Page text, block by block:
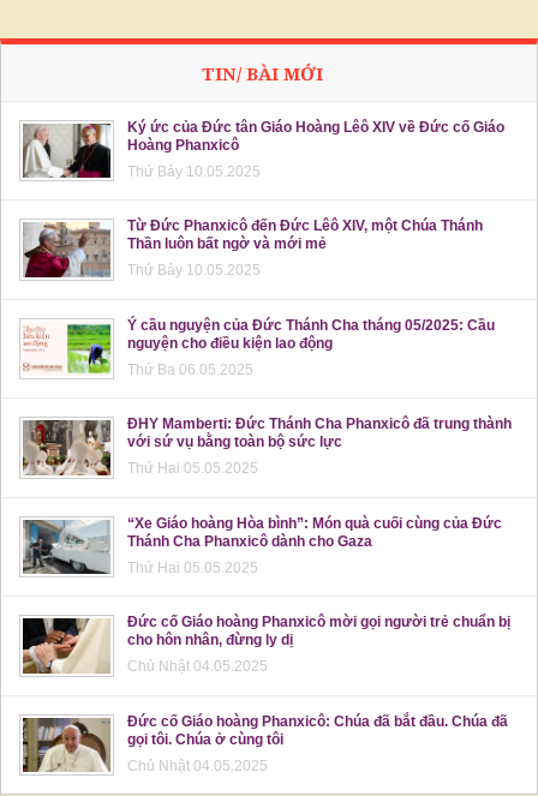
TIN/ BÀI MỚI
Ký ức của Đức tân Giáo Hoàng Lêô XIV về Đức cố Giáo
Hoàng Phanxicô
Thứ Bảy 10.05.2025
Từ Đức Phanxicô đến Đức Lêô XIV, một Chúa Thánh
Thần luôn bất ngờ và mới mẻ
Thứ Bảy 10.05.2025
Ý cầu nguyện của Đức Thánh Cha tháng 05/2025: Cầu
nguyện cho điều kiện lao động
Thứ Ba 06.05.2025
ĐHY Mamberti: Đức Thánh Cha Phanxicô đã trung thành
với sứ vụ bằng toàn bộ sức lực
Thứ Hai 05.05.2025
“Xe Giáo hoàng Hòa bình”: Món quà cuối cùng của Đức
Thánh Cha Phanxicô dành cho Gaza
Thứ Hai 05.05.2025
Đức cố Giáo hoàng Phanxicô mời gọi người trẻ chuẩn bị
cho hôn nhân, đừng ly dị
Chủ Nhật 04.05.2025
Đức cố Giáo hoàng Phanxicô: Chúa đã bắt đầu. Chúa đã
gọi tôi. Chúa ở cùng tôi
Chủ Nhật 04.05.2025